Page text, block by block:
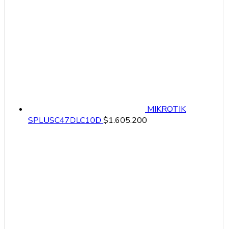
MIKROTIK
SPLUSC47DLC10D $1.605.200